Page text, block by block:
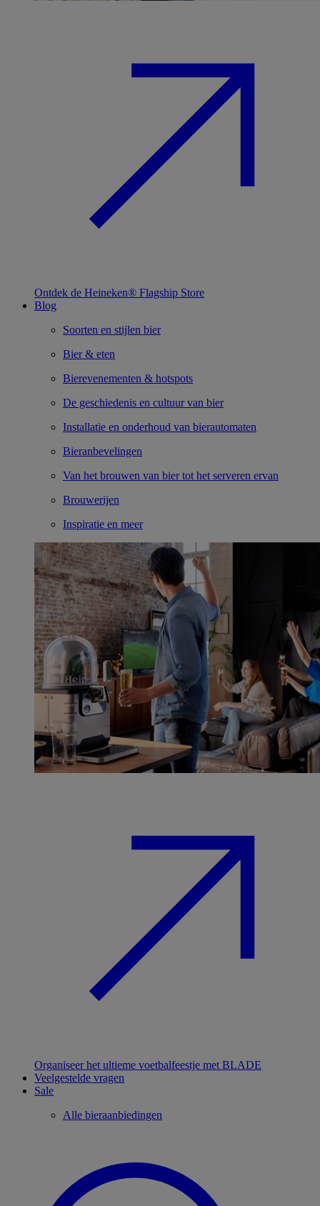
Ontdek de Heineken® Flagship Store
Blog
Soorten en stijlen bier
Bier & eten
Bierevenementen & hotspots
De geschiedenis en cultuur van bier
Installatie en onderhoud van bierautomaten
Bieranbevelingen
Van het brouwen van bier tot het serveren ervan
Brouwerijen
Inspiratie en meer
Organiseer het ultieme voetbalfeestje met BLADE
Veelgestelde vragen
Sale
Alle bieraanbiedingen